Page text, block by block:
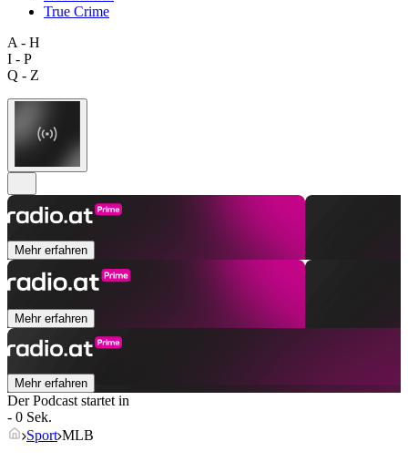
True Crime
A - H
I - P
Q - Z
Mehr erfahren
Mehr erfahren
Mehr erfahren
Der Podcast startet in
- 0 Sek.
Sport MLB